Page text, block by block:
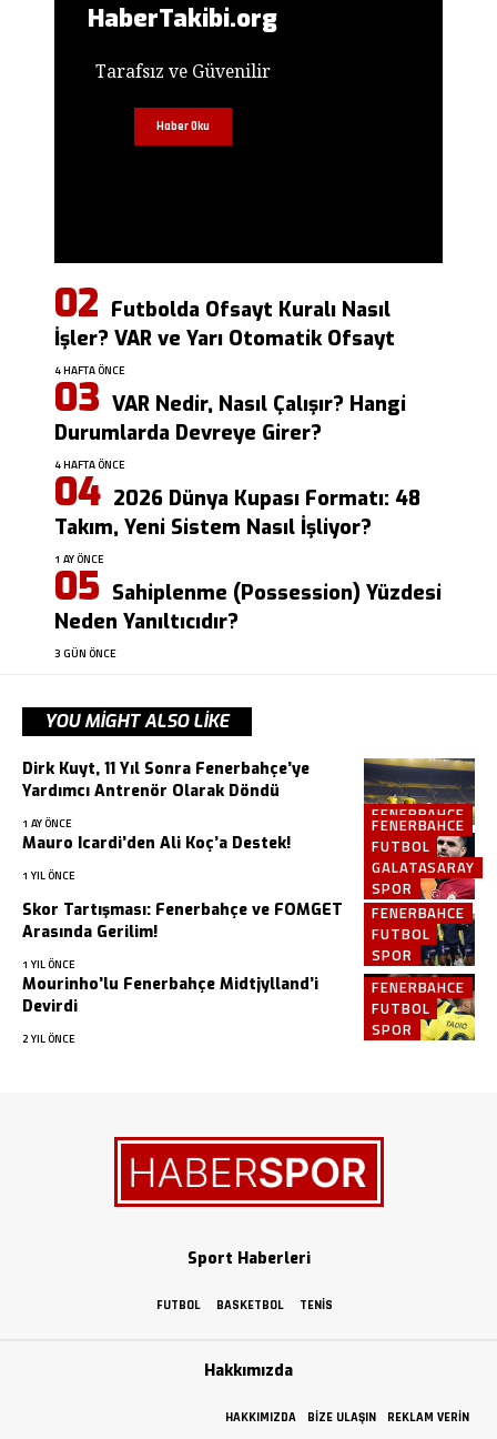
HaberTakibi.org
Tarafsız ve Güvenilir
Haber Oku
Futbolda Ofsayt Kuralı Nasıl
İşler? VAR ve Yarı Otomatik Ofsayt
4 HAFTA ÖNCE
VAR Nedir, Nasıl Çalışır? Hangi
Durumlarda Devreye Girer?
4 HAFTA ÖNCE
2026 Dünya Kupası Formatı: 48
Takım, Yeni Sistem Nasıl İşliyor?
1 AY ÖNCE
Sahiplenme (Possession) Yüzdesi
Neden Yanıltıcıdır?
3 GÜN ÖNCE
YOU MIGHT ALSO LIKE
FENERBAHCE
Dirk Kuyt, 11 Yıl Sonra Fenerbahçe’ye
Yardımcı Antrenör Olarak Döndü
1 AY ÖNCE
FENERBAHCE
FUTBOL
GALATASARAY
SPOR
Mauro Icardi’den Ali Koç’a Destek!
1 YIL ÖNCE
FENERBAHCE
FUTBOL
SPOR
Skor Tartışması: Fenerbahçe ve FOMGET
Arasında Gerilim!
1 YIL ÖNCE
FENERBAHCE
FUTBOL
SPOR
Mourinho’lu Fenerbahçe Midtjylland’i
Devirdi
2 YIL ÖNCE
Sport Haberleri
FUTBOL BASKETBOL TENIS
Hakkımızda
HAKKIMIZDA BIZE ULAŞIN REKLAM VERIN